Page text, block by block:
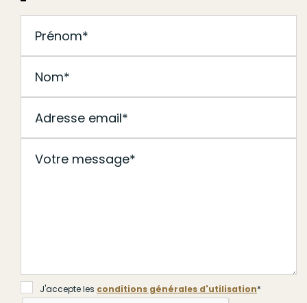
J'accepte les conditions générales d'utilisation*